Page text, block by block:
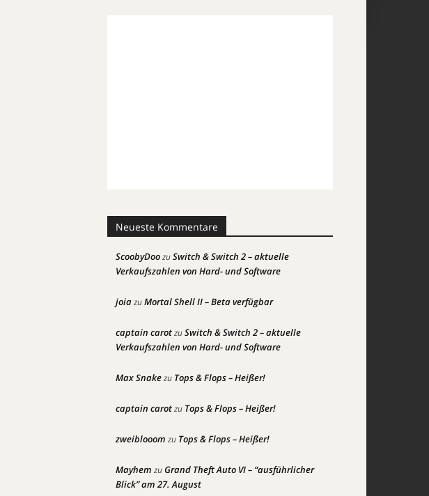
Neueste Kommentare
ScoobyDoozuSwitch & Switch 2 – aktuelle
Verkaufszahlen von Hard- und Software
joiazuMortal Shell II – Beta verfügbar
captain carotzuSwitch & Switch 2 – aktuelle
Verkaufszahlen von Hard- und Software
Max Snakezu Tops & Flops – Heißer!
captain carotzu Tops & Flops – Heißer!
zweiblooom zu Tops & Flops – Heißer!
Mayhem zuGrand Theft Auto VI – “ausführlicher
Blick” am 27. August